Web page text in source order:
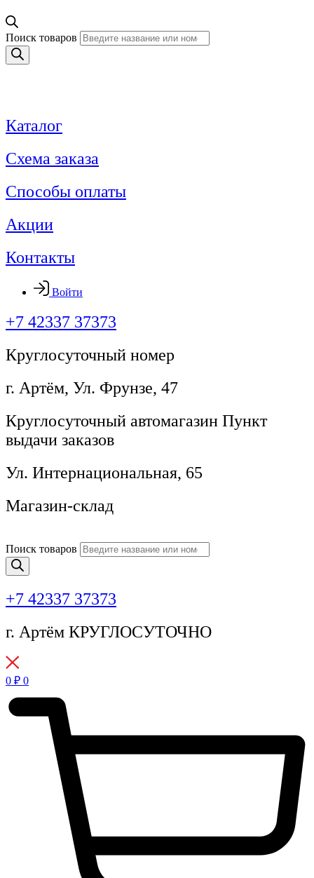
Поиск товаров
Каталог
Схема заказа
Способы оплаты
Акции
Контакты
Войти
+7 42337 37373
Круглосуточный номер
г. Артём, ​Ул. Фрунзе, 47
Круглосуточный автомагазин Пункт
выдачи заказов
Ул. Интернациональная, 65
Магазин-склад
Поиск товаров
+7 42337 37373
г. Артём КРУГЛОСУТОЧНО
0 ₽ 0